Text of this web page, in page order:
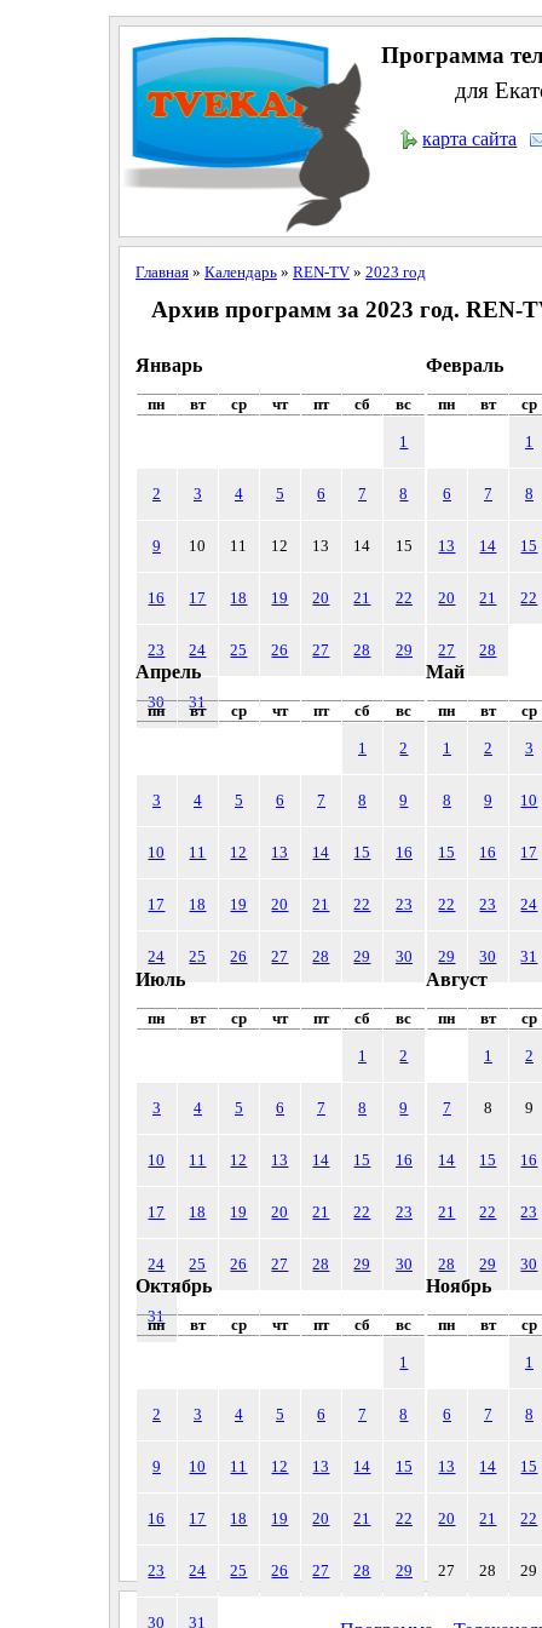
Программа
для
карта сайта
Главная» Календарь» REN-TV» 2023 год
Архив программ за 2023 год. REN-
Январь
пн вт ср чт пт сб вс
1
2 3 4 5 6 7 8
9 10 11 12 13 14 15
16 17 18 19 20 21 22
23 24 25 26 27 28 29
30 31
Февраль
пн вт ср
1
6 7 8
13 14 15
20 21 22
27 28
Апрель
пн вт ср чт пт сб вс
1 2
3 4 5 6 7 8 9
10 11 12 13 14 15 16
17 18 19 20 21 22 23
24 25 26 27 28 29 30
Май
пн вт ср
1 2 3
8 9 10
15 16 17
22 23 24
29 30 31
Июль
пн вт ср чт пт сб вс
1 2
3 4 5 6 7 8 9
10 11 12 13 14 15 16
17 18 19 20 21 22 23
24 25 26 27 28 29 30
31
Август
пн вт ср
1 2
7 8 9
14 15 16
21 22 23
28 29 30
Октябрь
пн вт ср чт пт сб вс
1
2 3 4 5 6 7 8
9 10 11 12 13 14 15
16 17 18 19 20 21 22
23 24 25 26 27 28 29
30 31
Ноябрь
пн вт ср
1
6 7 8
13 14 15
20 21 22
27 28 29